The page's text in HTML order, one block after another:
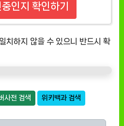
인지 확인하기
치하지 않을 수 있으니 반드시 확
사전 검색 위키백과 검색